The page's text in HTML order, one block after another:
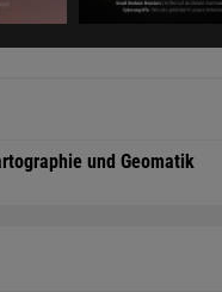
und Geomatik